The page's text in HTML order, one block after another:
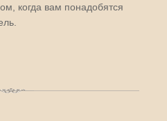
когда вам понадобятся